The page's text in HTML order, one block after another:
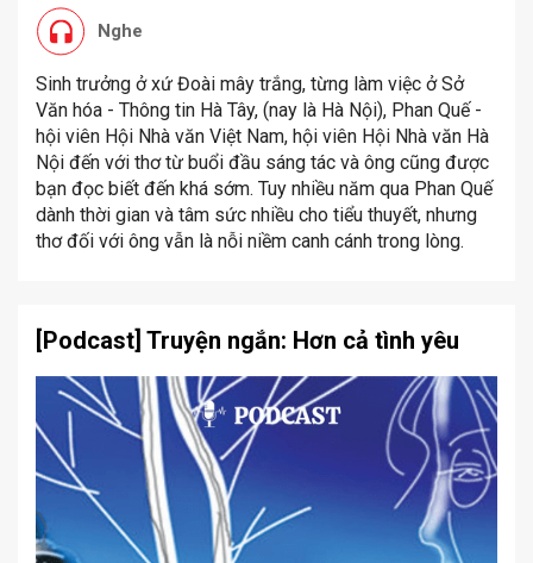
Nghe
Sinh trưởng ở xứ Đoài mây trắng, từng làm việc ở Sở
Văn hóa - Thông tin Hà Tây, (nay là Hà Nội), Phan Quế -
hội viên Hội Nhà văn Việt Nam, hội viên Hội Nhà văn Hà
Nội đến với thơ từ buổi đầu sáng tác và ông cũng được
bạn đọc biết đến khá sớm. Tuy nhiều năm qua Phan Quế
dành thời gian và tâm sức nhiều cho tiểu thuyết, nhưng
thơ đối với ông vẫn là nỗi niềm canh cánh trong lòng.
[Podcast] Truyện ngắn: Hơn cả tình yêu